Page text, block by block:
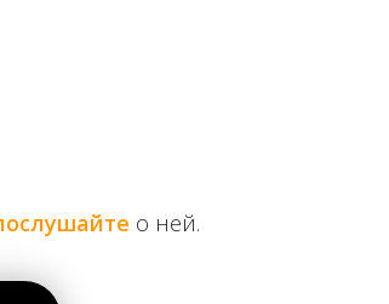
в пойме реки Сырец с
Оно стартовало в
о ней.